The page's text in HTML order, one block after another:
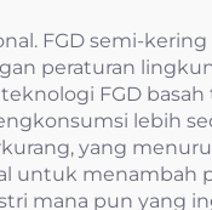
FGD semi-kering
peraturan
FGD basah
lebih
yang
untuk menambah
mana pun yang